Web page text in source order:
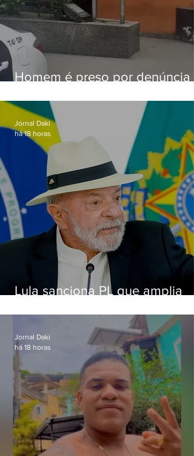
Homem é preso por denúncia
Alcântara
Lula sanciona PL que amplia
crianças
Jornal Daki
há 18 horas
Jornal Daki
há 18 horas